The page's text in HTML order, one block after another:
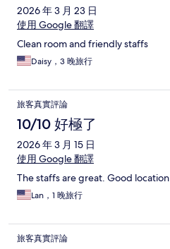
2026 年 3 月 23 日
使用 Google 翻譯
Clean room and friendly staffs
Daisy，3 晚旅行
旅客真實評論
10/10 好極了
2026 年 3 月 15 日
使用 Google 翻譯
The staffs are great. Good location
Lan，1 晚旅行
旅客真實評論